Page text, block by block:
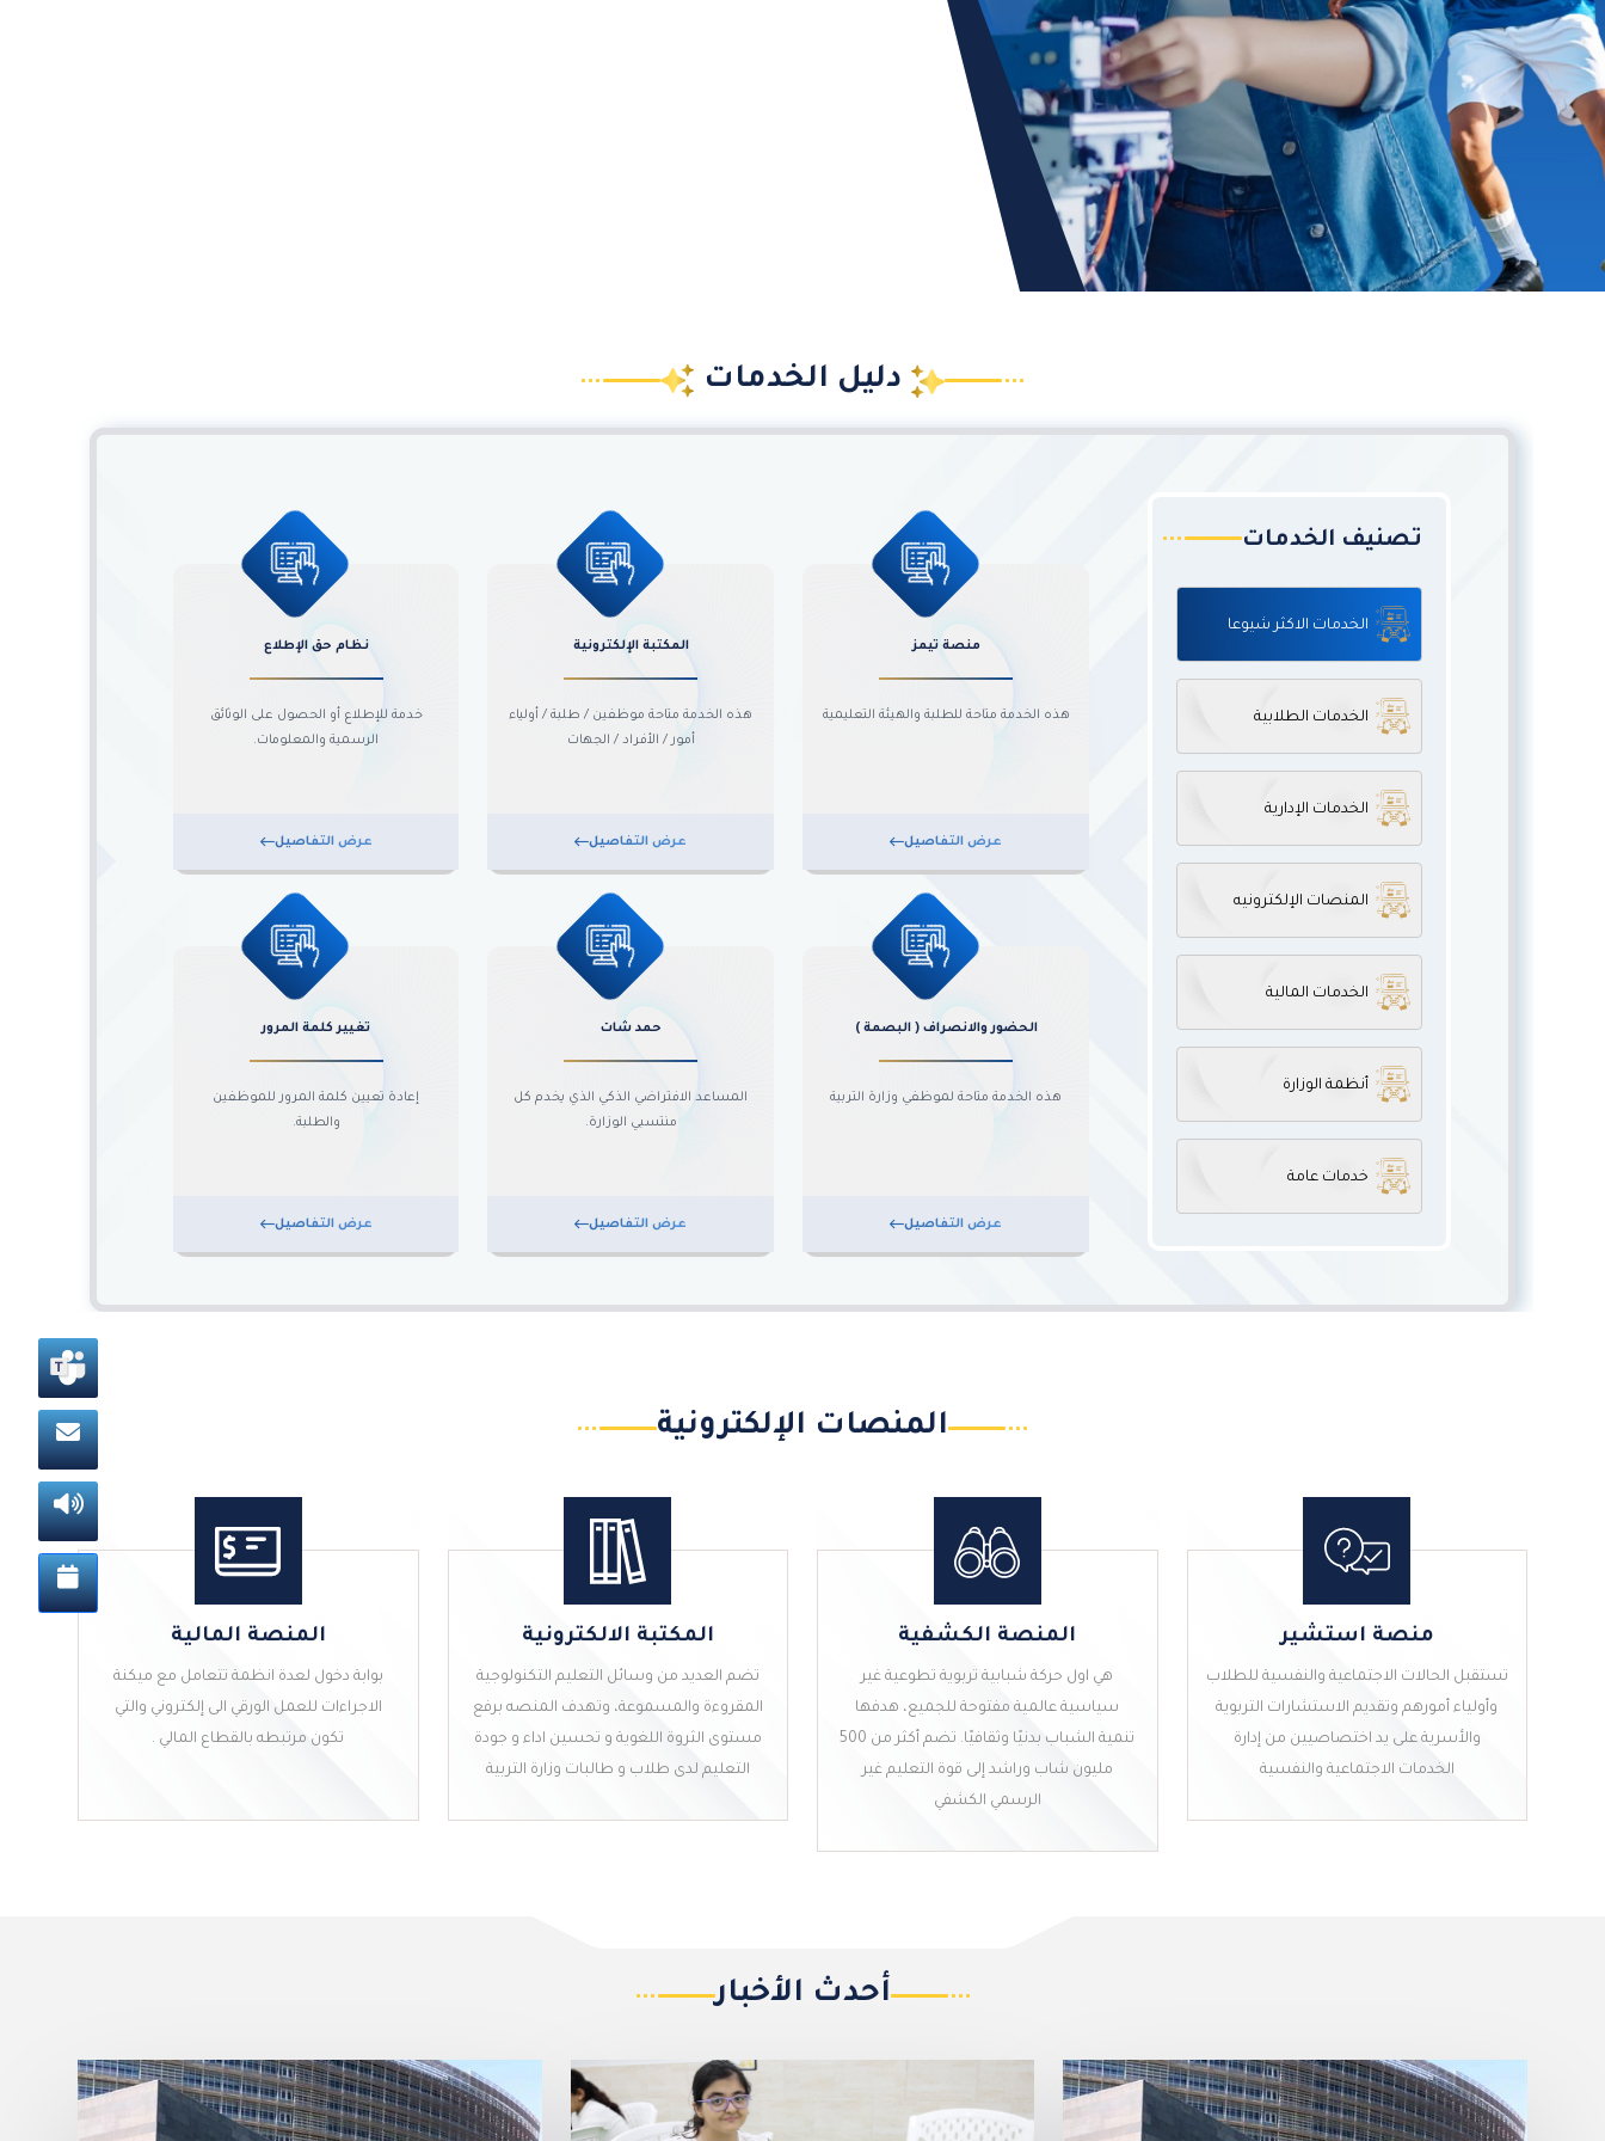
دليل الخدمات
تصنيف الخدمات
منصة تيمز
هذه الخدمة متاحة للطلبة والهيئة التعليمية
عرض التفاصيل
المكتبة الإلكترونية
هذه الخدمة متاحة موظفين / طلبة / أولياء
أمور / الأفراد / الجهات
عرض التفاصيل
نظام حق الإطلاع
خدمة للإطلاع أو الحصول على الوثائق
الرسمية والمعلومات.
عرض التفاصيل
الحضور والانصراف ( البصمة )
هذه الخدمة متاحة لموظفي وزارة التربية
عرض التفاصيل
حمد شات
المساعد الافتراضي الذكي الذي يخدم كل
منتسبي الوزارة.
عرض التفاصيل
تغيير كلمة المرور
إعادة تعيين كلمة المرور للموظفين
والطلبة.
عرض التفاصيل
المنصات الإلكترونية
منصة استشير
تستقبل الحالات الاجتماعية والنفسية للطلاب
وأولياء أمورهم وتقديم الاستشارات التربوية
والأسرية على يد اختصاصيين من إدارة
الخدمات الاجتماعية والنفسية
المنصة الكشفية
المنصة الكشفية
هي اول حركة شبابية تربوية تطوعية غير
سياسية عالمية مفتوحة للجميع، هدفها
تنمية الشباب بدنيًا وثقافيًا. تضم أكثر من 500
مليون شاب وراشد إلى قوة التعليم غير
الرسمي الكشفي
المكتبة الالكترونية
المكتبة الالكترونية
تضم العديد من وسائل التعليم التكنولوجية
المقروءة والمسموعة، وتهدف المنصه برفع
مستوى الثروة اللغوية و تحسين اداء و جودة
التعليم لدى طلاب و طالبات وزارة التربية
المنصة المالية
بوابة دخول لعدة انظمة تتعامل مع ميكنة
الاجراءات للعمل الورقي الى إلكتروني والتي
تكون مرتبطه بالقطاع المالي .
أحدث الأخبار